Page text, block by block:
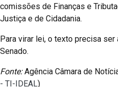
comissões de Finanças e
Justiça e de Cidadania.
Para virar lei, o texto precisa ser
Senado.
Fonte:Agência Câmara de
- TI-IDEAL)